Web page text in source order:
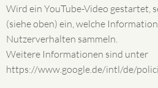
Wird ein YouTube-Video gestartet,
(siehe oben) ein, welche
Nutzerverhalten sammeln.
Weitere Informationen sind unter
https://www.google.de/intl/de/